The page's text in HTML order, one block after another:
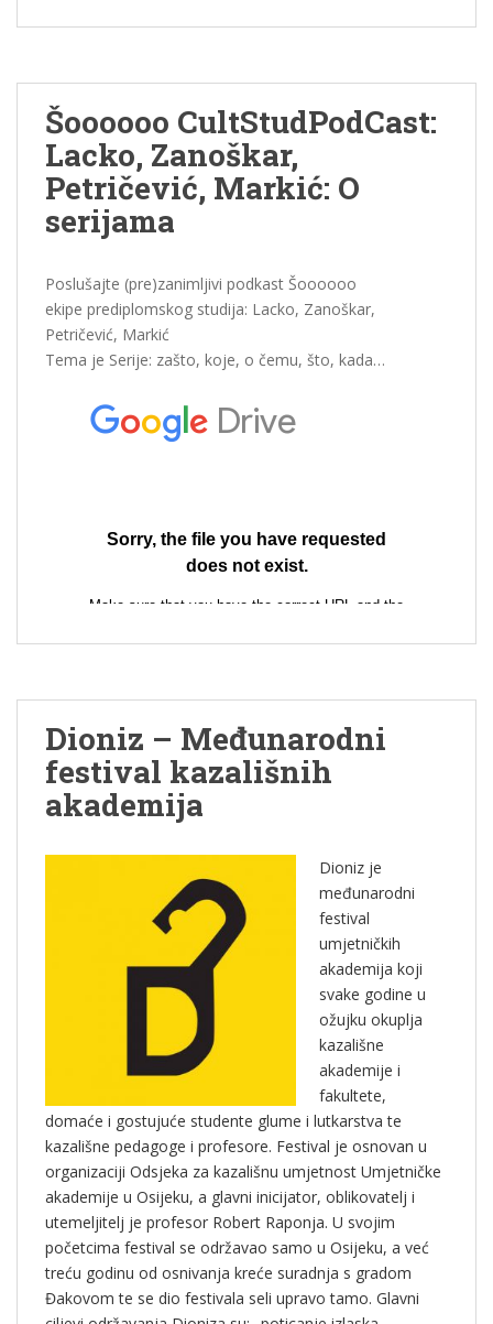
Šoooooo CultStudPodCast:
Lacko, Zanoškar,
Petričević, Markić: O
serijama
Poslušajte (pre)zanimljivi podkast Šoooooo
ekipe prediplomskog studija: Lacko, Zanoškar,
Petričević, Markić
Tema je Serije: zašto, koje, o čemu, što, kada…
Dioniz – Međunarodni
festival kazališnih
akademija
Dioniz je
međunarodni
festival
umjetničkih
akademija koji
svake godine u
ožujku okuplja
kazališne
akademije i
fakultete,
domaće i gostujuće studente glume i lutkarstva te
kazališne pedagoge i profesore. Festival je osnovan u
organizaciji Odsjeka za kazališnu umjetnost Umjetničke
akademije u Osijeku, a glavni inicijator, oblikovatelj i
utemeljitelj je profesor Robert Raponja. U svojim
početcima festival se održavao samo u Osijeku, a već
treću godinu od osnivanja kreće suradnja s gradom
Đakovom te se dio festivala seli upravo tamo. Glavni